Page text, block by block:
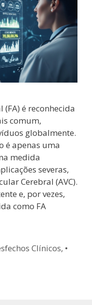
é reconhecida
comum,
globalmente.
é apenas uma
medida
severas,
Cerebral (AVC).
e, por vezes,
como FA
Clínicos, •